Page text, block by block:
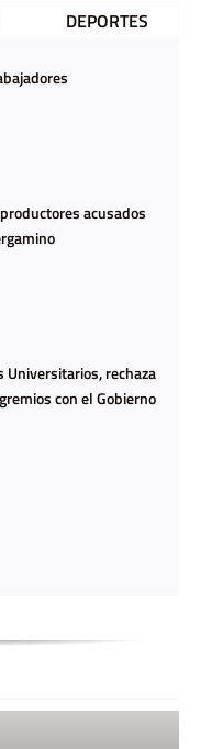
DEPORTES
acusados
Universitarios, rechaza
con el Gobierno